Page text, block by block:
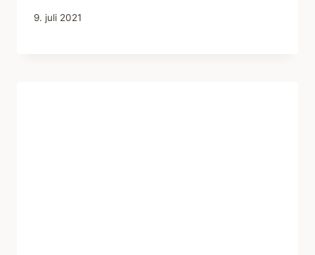
9. juli 2021